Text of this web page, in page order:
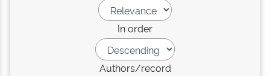
In order
Authors/record